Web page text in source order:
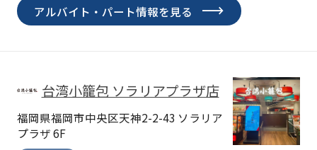
アルバイト・パート情報を見る
台湾小籠包 ソラリアプラザ店
福岡県福岡市中央区天神2-2-43 ソラリア
プラザ 6F